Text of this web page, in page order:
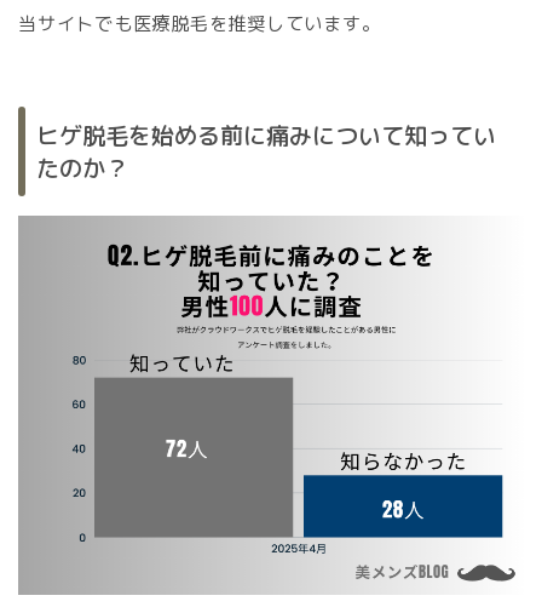
当サイトでも医療脱毛を推奨しています。
ヒゲ脱毛を始める前に痛みについて知ってい
たのか？